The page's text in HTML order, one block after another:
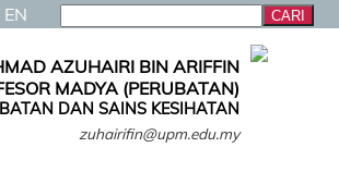
EN
AZUHAIRI BIN ARIFFIN
MADYA (PERUBATAN)
DAN SAINS KESIHATAN
zuhairifin@upm.edu.my